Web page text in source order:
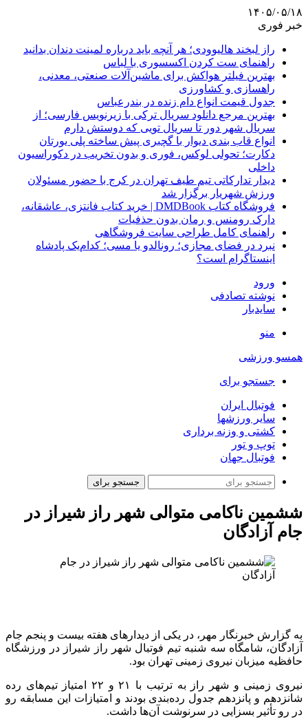
۱۴۰۵/۰۵/۱۸
خبر فوری
راز لبخند هالیوودی؛ هر آنچه باید درباره لمینت دندان بدانید
راهنمای ست کردن اکسسوری با لباس
بهترین فیلتر هواکش برای ماشین‌آلات صنعتی، معدنی،
راهسازی و کشاورزی
جدول قیمت انواع دام زنده در بندرعباس
بهترین مرجع دانلود سریال ترکی با زیرنویس فارسی؛ از
سریال شهر دور تا سریال تویی که دوستش دارم
انواع قاب بندی دیوار با گچبری پیش ساخته پلی یورتان
دکارت؛ تحولی لوکس، فوری و بدون تخریب در دکوراسیون
داخلی
دیدار تدارکاتی تیم طیف تهران در کرج با حضور مسئولان
ورزش شهریار برگزار شد
فروشگاه کتاب DMDBook | خرید کتاب فانتزی، عاشقانه،
دارک رومنس و رمان بدون حذفیات
راهنمای کامل طراحی سایت فروشگاهی
نبرد در فضای مجازی؛ رونالدو یا مسی؛ کدام‌یک پادشاه
اینستاگرام است؟
ورود
نوشته تصادفی
سایدبار
منو
همسو ورزشی
جستجو برای
فوتبال ایران
سایر ورزشها
کشتی و وزنه برداری
توپ و تور
فوتبال جهان
جستجو برای
ششمین ناکامی متوالی شهر راز شیراز در
جام آزادگان
به گزارش خبرنگار مهر، در یکی از دیدارهای هفته بیست و پنجم جام
آزادگان، شامگاه سه شنبه تیم فوتبال شهر راز شیراز در ورزشگاه
حافظیه میزبان نیروی زمینی تهران بود.
نیروی زمینی و شهر راز به ترتیب با ۲۱ و ۲۲ امتیاز تیم‌های رده
شانزدهم و پانزدهم جدول رده‌بندی بودند و امتیازات این مسابقه رو
در رو تأثیر بسزایی در سرنوشت آن‌ها داشت.